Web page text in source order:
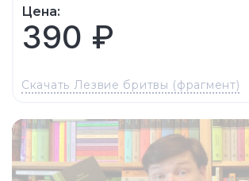
Цена:
390 ₽
Скачать Лезвие бритвы (фрагмент)